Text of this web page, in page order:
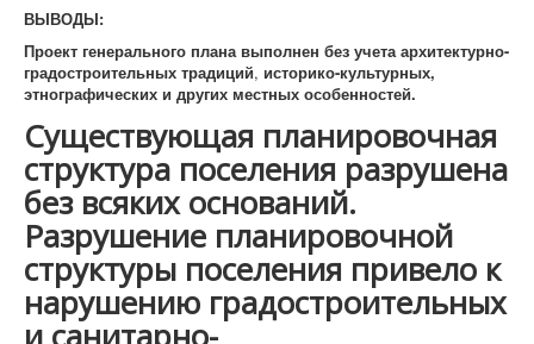
ВЫВОДЫ:
Проект генерального плана выполнен без учета архитектурно-
градостроительных традиций, историко-культурных,
этнографических и других местных особенностей.
Существующая планировочная
структура поселения разрушена
без всяких оснований.
Разрушение планировочной
структуры поселения привело к
нарушению градостроительных